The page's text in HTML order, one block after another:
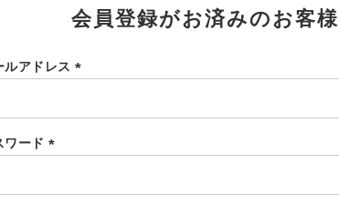
会員登録がお済みのお客様
ルアドレス
須)
ワード
須)